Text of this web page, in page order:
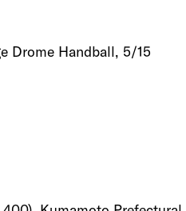
Drome Handball, 5/15